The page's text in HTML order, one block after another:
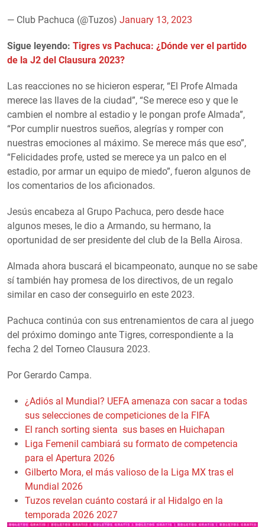
— Club Pachuca (@Tuzos) January 13, 2023
Sigue leyendo: Tigres vs Pachuca: ¿Dónde ver el partido
de la J2 del Clausura 2023?
Las reacciones no se hicieron esperar, “El Profe Almada
merece las llaves de la ciudad”, “Se merece eso y que le
cambien el nombre al estadio y le pongan profe Almada”,
“Por cumplir nuestros sueños, alegrías y romper con
nuestras emociones al máximo. Se merece más que eso”,
“Felicidades profe, usted se merece ya un palco en el
estadio, por armar un equipo de miedo”, fueron algunos de
los comentarios de los aficionados.
Jesús encabeza al Grupo Pachuca, pero desde hace
algunos meses, le dio a Armando, su hermano, la
oportunidad de ser presidente del club de la Bella Airosa.
Almada ahora buscará el bicampeonato, aunque no se sabe
sí también hay promesa de los directivos, de un regalo
similar en caso der conseguirlo en este 2023.
Pachuca continúa con sus entrenamientos de cara al juego
del próximo domingo ante Tigres, correspondiente a la
fecha 2 del Torneo Clausura 2023.
Por Gerardo Campa.
¿Adiós al Mundial? UEFA amenaza con sacar a todas
sus selecciones de competiciones de la FIFA
El ranch sorting sienta sus bases en Huichapan
Liga Femenil cambiará su formato de competencia
para el Apertura 2026
Gilberto Mora, el más valioso de la Liga MX tras el
Mundial 2026
Tuzos revelan cuánto costará ir al Hidalgo en la
temporada 2026 2027